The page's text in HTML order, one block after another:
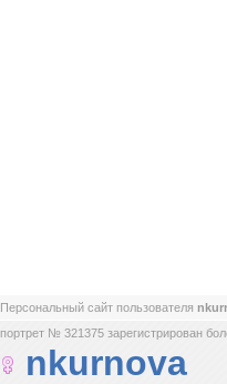
Персональный сайт пользователя
портрет № 321375 зарегистрирован
nkurnova